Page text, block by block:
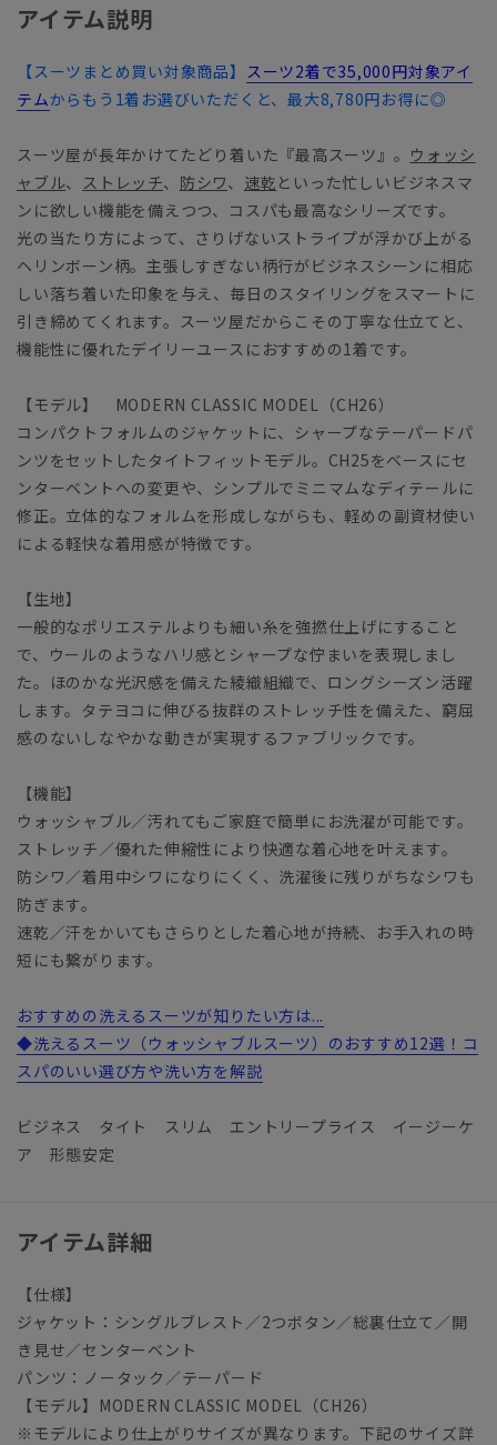
アイテム説明
【スーツまとめ買い対象商品】 スーツ2着で35,000円対象アイ
テムからもう1着お選びいただくと、最大8,780円お得に◎
スーツ屋が長年かけてたどり着いた『最高スーツ』。 ウォッシ
ャブル、 ストレッチ、 防シワ、 速乾 といった忙しいビジネスマ
ンに欲しい機能を備えつつ、コスパも最高なシリーズです。
光の当たり方によって、さりげないストライプが浮かび上がる
ヘリンボーン柄。主張しすぎない柄行がビジネスシーンに相応
しい落ち着いた印象を与え、毎日のスタイリングをスマートに
引き締めてくれます。スーツ屋だからこその丁寧な仕立てと、
機能性に優れたデイリーユースにおすすめの1着です。
【モデル】 MODERN CLASSIC MODEL（CH26）
コンパクトフォルムのジャケットに、シャープなテーパードパ
ンツをセットしたタイトフィットモデル。CH25をベースにセ
ンターベントへの変更や、シンプルでミニマムなディテールに
修正。立体的なフォルムを形成しながらも、軽めの副資材使い
による軽快な着用感が特徴です。
【生地】
一般的なポリエステルよりも細い糸を強撚仕上げにすること
で、ウールのようなハリ感とシャープな佇まいを表現しまし
た。ほのかな光沢感を備えた綾織組織で、ロングシーズン活躍
します。タテヨコに伸びる抜群のストレッチ性を備えた、窮屈
感のないしなやかな動きが実現するファブリックです。
【機能】
ウォッシャブル／汚れてもご家庭で簡単にお洗濯が可能です。
ストレッチ／優れた伸縮性により快適な着心地を叶えます。
防シワ／着用中シワになりにくく、洗濯後に残りがちなシワも
防ぎます。
速乾／汗をかいてもさらりとした着心地が持続、お手入れの時
短にも繋がります。
おすすめの洗えるスーツが知りたい方は...
◆洗えるスーツ（ウォッシャブルスーツ）のおすすめ12選！コ
スパのいい選び方や洗い方を解説
ビジネス タイト スリム エントリープライス イージーケ
ア 形態安定
アイテム詳細
【仕様】
ジャケット：シングルブレスト／2つボタン／総裏仕立て／開
き見せ／センターベント
パンツ：ノータック／テーパード
【モデル】MODERN CLASSIC MODEL（CH26）
※モデルにより仕上がりサイズが異なります。下記のサイズ詳